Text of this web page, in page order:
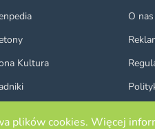
Kultura
O nas
plików cookies. Więcej